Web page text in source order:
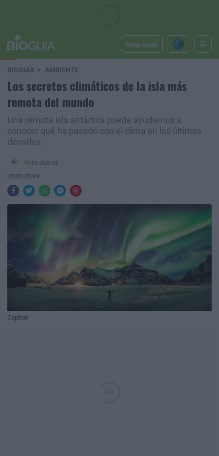
Iniciar sesión
BIOGUÍA AMBIENTE
Los secretos climáticos de la isla más
remota del mundo
Una remota isla antártica puede ayudarnos a
conocer qué ha pasado con el clima en las últimas
décadas.
Vera Juárez
02/01/2019
Caption